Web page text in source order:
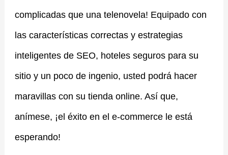
complicadas que una telenovela! Equipado con
las características correctas y estrategias
inteligentes de SEO, hoteles seguros para su
sitio y un poco de ingenio, usted podrá hacer
maravillas con su tienda online. Así que,
anímese, ¡el éxito en el e-commerce le está
esperando!